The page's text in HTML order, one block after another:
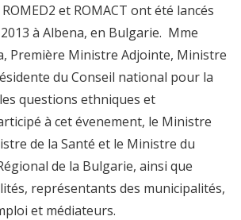
et ROMACT ont été lancés
à Albena, en Bulgarie. Mme
Première Ministre Adjointe, Ministre
du Conseil national pour la
questions ethniques et
à cet évenement, le Ministre
de la Santé et le Ministre du
de la Bulgarie, ainsi que
représentants des municipalités,
et médiateurs.